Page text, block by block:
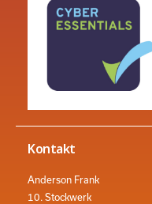
Kontakt
Anderson Frank
10. Stockwerk